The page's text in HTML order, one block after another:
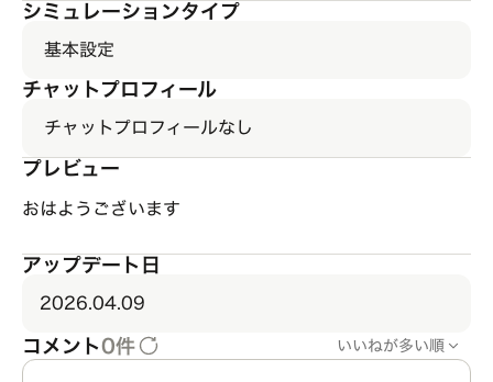
シミュレーションタイプ
基本設定
チャットプロフィール
チャットプロフィールなし
プレビュー
おはようございます
アップデート日
2026.04.09
コメント0件 いいねが多い順